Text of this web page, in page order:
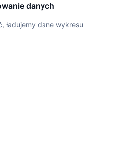
danych
ładujemy dane wykresu